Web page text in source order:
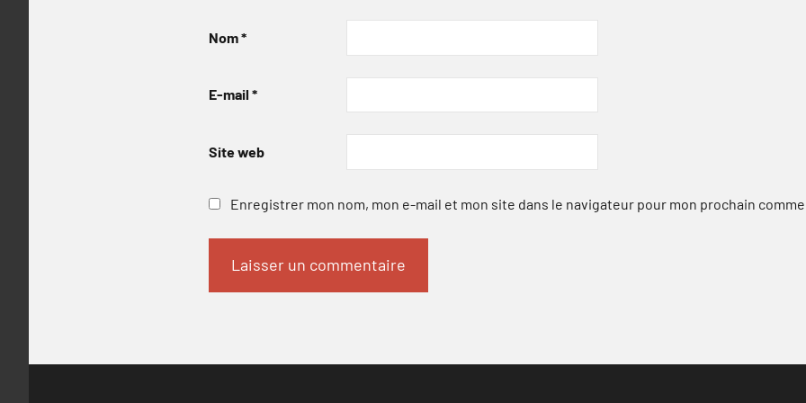
Nom*
E-mail *
Site web
Enregistrer mon nom, mon e-mail et mon site dans le navigateur pour mon prochain